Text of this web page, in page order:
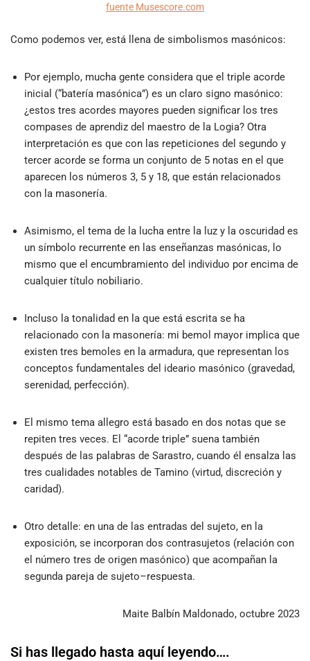
fuente Musescore.com
Como podemos ver, está llena de simbolismos masónicos:
Por ejemplo, mucha gente considera que el triple acorde
inicial (“batería masónica”) es un claro signo masónico:
¿estos tres acordes mayores pueden significar los tres
compases de aprendiz del maestro de la Logia? Otra
interpretación es que con las repeticiones del segundo y
tercer acorde se forma un conjunto de 5 notas en el que
aparecen los números 3, 5 y 18, que están relacionados
con la masonería.
Asimismo, el tema de la lucha entre la luz y la oscuridad es
un símbolo recurrente en las enseñanzas masónicas, lo
mismo que el encumbramiento del individuo por encima de
cualquier título nobiliario.
Incluso la tonalidad en la que está escrita se ha
relacionado con la masonería: mi bemol mayor implica que
existen tres bemoles en la armadura, que representan los
conceptos fundamentales del ideario masónico (gravedad,
serenidad, perfección).
El mismo tema allegro está basado en dos notas que se
repiten tres veces. El “acorde triple” suena también
después de las palabras de Sarastro, cuando él ensalza las
tres cualidades notables de Tamino (virtud, discreción y
caridad).
Otro detalle: en una de las entradas del sujeto, en la
exposición, se incorporan dos contrasujetos (relación con
el número tres de origen masónico) que acompañan la
segunda pareja de sujeto–respuesta.
Maite Balbín Maldonado, octubre 2023
Si has llegado hasta aquí leyendo….